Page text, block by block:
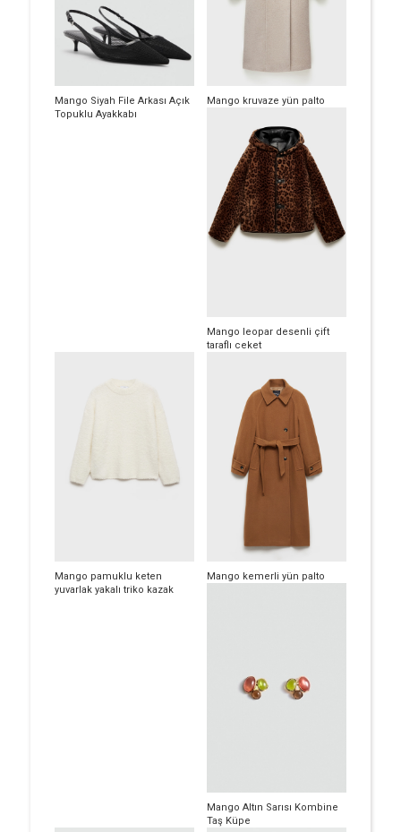
Mango Siyah File Arkası Açık
Topuklu Ayakkabı
Mango kruvaze yün palto
Mango leopar desenli çift
taraflı ceket
Mango pamuklu keten
yuvarlak yakalı triko kazak
Mango kemerli yün palto
Mango Altın Sarısı Kombine
Taş Küpe